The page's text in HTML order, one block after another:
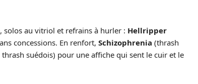
solos au vitriol et refrains à hurler : Hellripper
concessions. En renfort, Schizophrenia (thrash
thrash suédois) pour une affiche qui sent le cuir et le